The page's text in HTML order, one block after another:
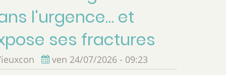
l'urgence… et
ses fractures
ven 24/07/2026 - 09:23